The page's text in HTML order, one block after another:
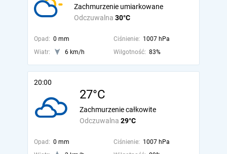
Odczuwalna 30°C
Zachmurzenie umiarkowane
Opad: 0 mm Ciśnienie: 1007 hPa
Wiatr:
6 km/h Wilgotność: 83%
20:00
27°C
Odczuwalna 29°C
Zachmurzenie całkowite
Opad: 0 mm Ciśnienie: 1007 hPa